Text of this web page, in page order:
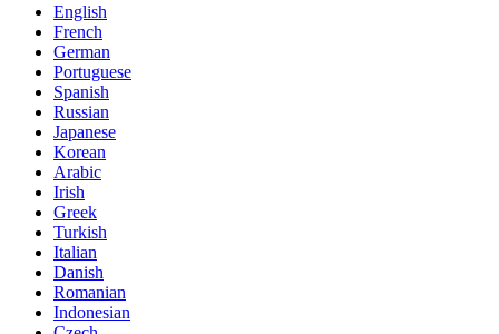
English
French
German
Portuguese
Spanish
Russian
Japanese
Korean
Arabic
Irish
Greek
Turkish
Italian
Danish
Romanian
Indonesian